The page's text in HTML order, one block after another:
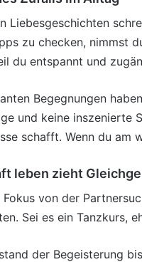
Liebesgeschichten
zu checken, nimmst
du entspannt und
Begegnungen
und keine inszenierte
schafft. Wenn du am
leben zieht
Fokus von der
Sei es ein Tanzkurs,
der Begeisterung